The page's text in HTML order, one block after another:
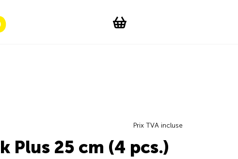
WishList
Prix TVA incluse
Plus 25 cm (4 pcs.)